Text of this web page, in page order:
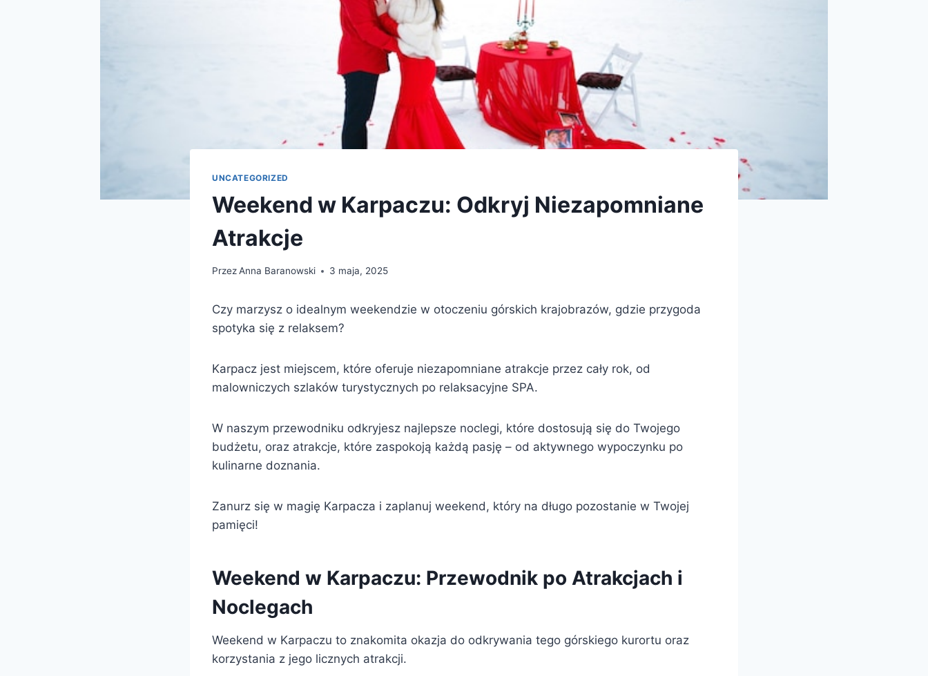
UNCATEGORIZED
Weekend w Karpaczu: Odkryj Niezapomniane
Atrakcje
PrzezAnna Baranowski 3 maja, 2025
Czy marzysz o idealnym weekendzie w otoczeniu górskich krajobrazów, gdzie przygoda
spotyka się z relaksem?
Karpacz jest miejscem, które oferuje niezapomniane atrakcje przez cały rok, od
malowniczych szlaków turystycznych po relaksacyjne SPA.
W naszym przewodniku odkryjesz najlepsze noclegi, które dostosują się do Twojego
budżetu, oraz atrakcje, które zaspokoją każdą pasję – od aktywnego wypoczynku po
kulinarne doznania.
Zanurz się w magię Karpacza i zaplanuj weekend, który na długo pozostanie w Twojej
pamięci!
Weekend w Karpaczu: Przewodnik po Atrakcjach i
Noclegach
Weekend w Karpaczu to znakomita okazja do odkrywania tego górskiego kurortu oraz
korzystania z jego licznych atrakcji.